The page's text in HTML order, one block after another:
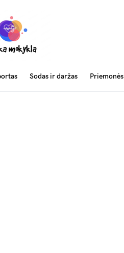
Sodas ir daržas Priemonės